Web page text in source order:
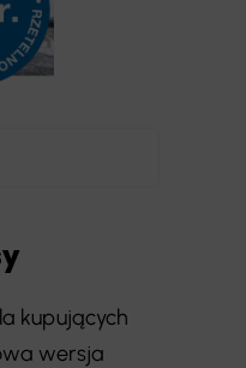
kupujących
wersja